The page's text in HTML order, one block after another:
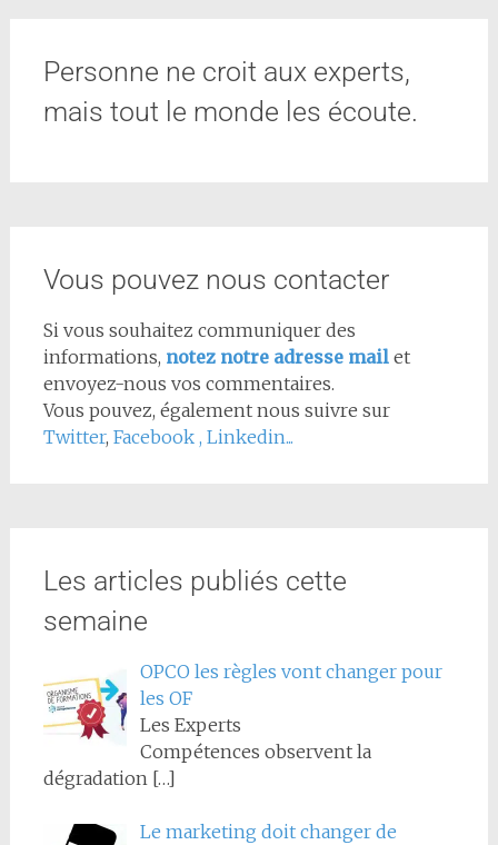
Personne ne croit aux experts,
mais tout le monde les écoute.
Vous pouvez nous contacter
Si vous souhaitez communiquer des
informations, notez notre adresse mail et
envoyez-nous vos commentaires.
Vous pouvez, également nous suivre sur
Twitter, Facebook , Linkedin...
Les articles publiés cette
semaine
OPCO les règles vont changer pour
les OF
Les Experts
Compétences observent la
dégradation […]
Le marketing doit changer de